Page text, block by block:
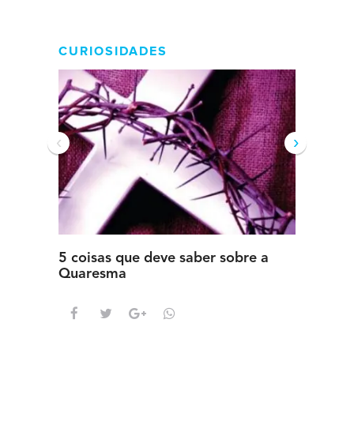
CURIOSIDADES
5 coisas que deve saber sobre a
Quaresma
‹ ›